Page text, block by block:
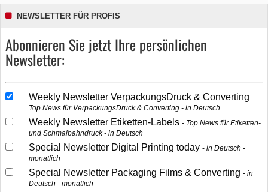
NEWSLETTER FÜR PROFIS
Abonnieren Sie jetzt Ihre persönlichen
Newsletter:
Weekly Newsletter VerpackungsDruck & Converting
Top News für VerpackungsDruck & Converting - in Deutsch
Weekly Newsletter Etiketten-Labels
Top News für Etiketten-
und Schmalbahndruck - in Deutsch
Special Newsletter Digital Printing today
in Deutsch -
monatlich
Special Newsletter Packaging Films & Converting
in
Deutsch - monatlich